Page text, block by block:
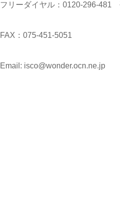
フリーダイヤル：0120-296-481
FAX：075-451-5051
Email: isco@wonder.ocn.ne.jp